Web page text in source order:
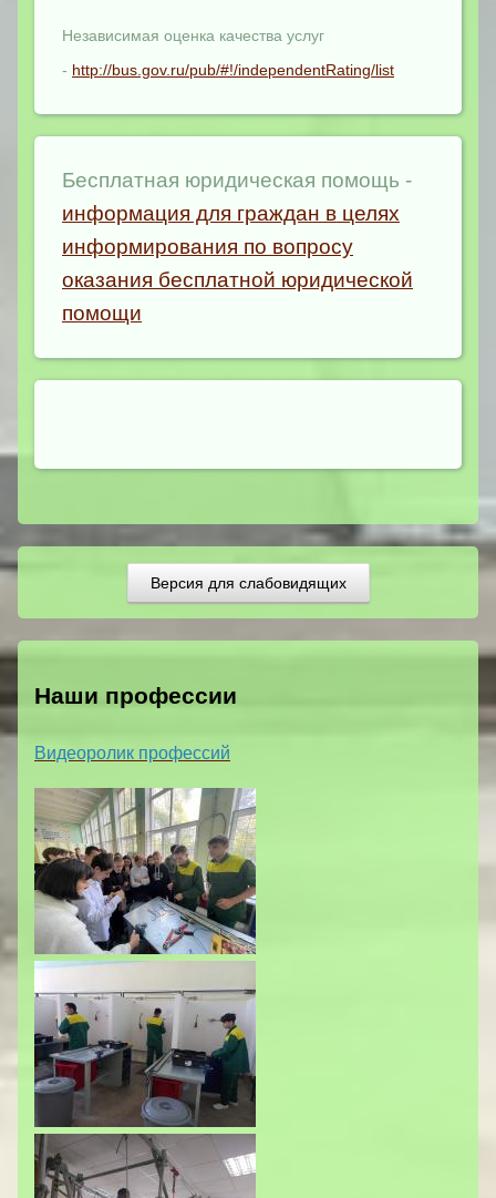
Независимая оценка качества услуг
- http://bus.gov.ru/pub/#!/independentRating/list
Бесплатная юридическая помощь -
информация для граждан в целях
информирования по вопросу
оказания бесплатной юридической
помощи
Версия для слабовидящих
Наши профессии
Видеоролик профессий